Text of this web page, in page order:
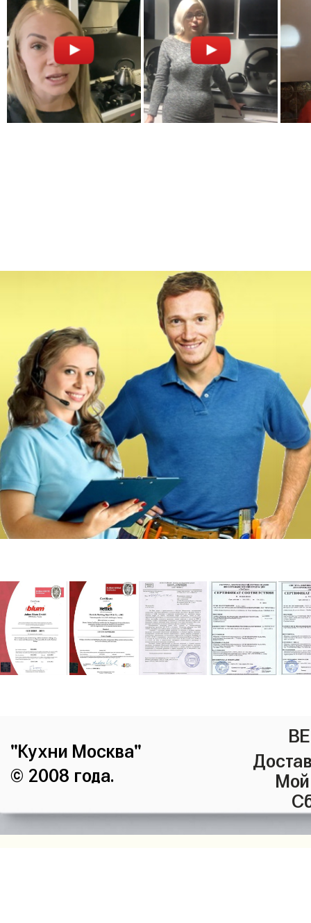
"Кухни Москва"
© 2008 года.